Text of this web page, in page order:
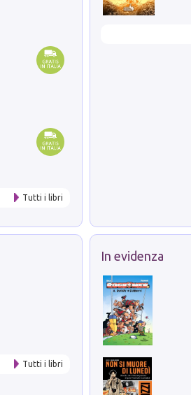
Tutti i libri
Tutti i libri
In evidenza